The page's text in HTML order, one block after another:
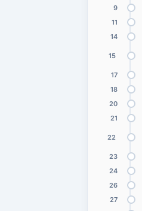
9
11
14
15
17
18
20
21
22
23
24
26
27